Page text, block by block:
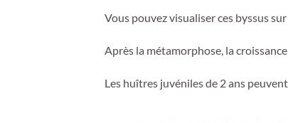
Vous pouvez visualiser ces byssus
Après la métamorphose, la
Les huîtres juvéniles de 2 ans